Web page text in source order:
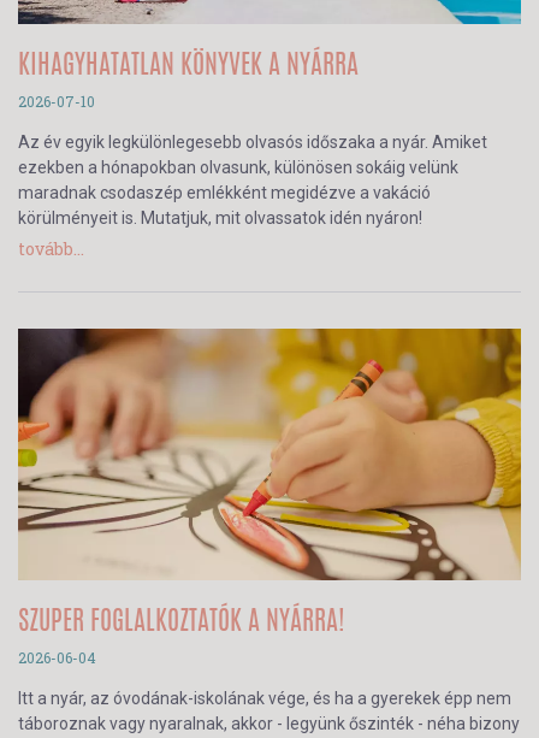
KIHAGYHATATLAN KÖNYVEK A NYÁRRA
2026-07-10
Az év egyik legkülönlegesebb olvasós időszaka a nyár. Amiket
ezekben a hónapokban olvasunk, különösen sokáig velünk
maradnak csodaszép emlékként megidézve a vakáció
körülményeit is. Mutatjuk, mit olvassatok idén nyáron!
tovább...
SZUPER FOGLALKOZTATÓK A NYÁRRA!
2026-06-04
Itt a nyár, az óvodának-iskolának vége, és ha a gyerekek épp nem
táboroznak vagy nyaralnak, akkor - legyünk őszinték - néha bizony